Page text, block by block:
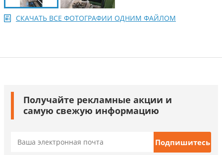
СКАЧАТЬ ВСЕ ФОТОГРАФИИ ОДНИМ ФАЙЛОМ
Получайте рекламные акции и
самую свежую информацию